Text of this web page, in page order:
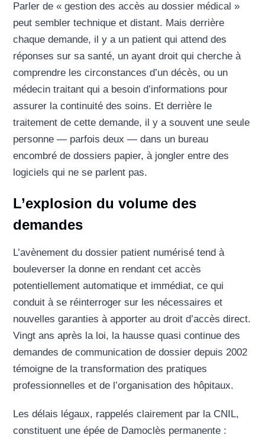
Parler de « gestion des accès au dossier médical »
peut sembler technique et distant. Mais derrière
chaque demande, il y a un patient qui attend des
réponses sur sa santé, un ayant droit qui cherche à
comprendre les circonstances d’un décès, ou un
médecin traitant qui a besoin d’informations pour
assurer la continuité des soins. Et derrière le
traitement de cette demande, il y a souvent une seule
personne — parfois deux — dans un bureau
encombré de dossiers papier, à jongler entre des
logiciels qui ne se parlent pas.
L’explosion du volume des
demandes
L’avènement du dossier patient numérisé tend à
bouleverser la donne en rendant cet accès
potentiellement automatique et immédiat, ce qui
conduit à se réinterroger sur les nécessaires et
nouvelles garanties à apporter au droit d’accès direct.
Vingt ans après la loi, la hausse quasi continue des
demandes de communication de dossier depuis 2002
témoigne de la transformation des pratiques
professionnelles et de l’organisation des hôpitaux.
Les délais légaux, rappelés clairement par la CNIL,
constituent une épée de Damoclès permanente :